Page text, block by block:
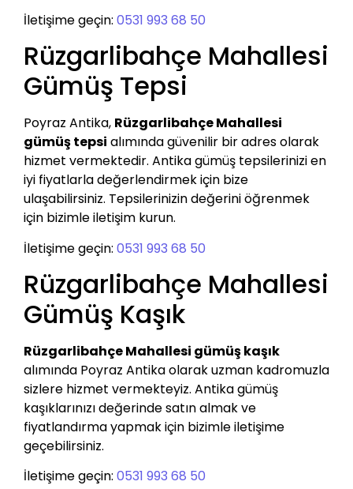
İletişime geçin: 0531 993 68 50
Rüzgarlibahçe Mahallesi
Gümüş Tepsi
Poyraz Antika, Rüzgarlibahçe Mahallesi
gümüş tepsi alımında güvenilir bir adres olarak
hizmet vermektedir. Antika gümüş tepsilerinizi en
iyi fiyatlarla değerlendirmek için bize
ulaşabilirsiniz. Tepsilerinizin değerini öğrenmek
için bizimle iletişim kurun.
İletişime geçin: 0531 993 68 50
Rüzgarlibahçe Mahallesi
Gümüş Kaşık
Rüzgarlibahçe Mahallesi gümüş kaşık
alımında Poyraz Antika olarak uzman kadromuzla
sizlere hizmet vermekteyiz. Antika gümüş
kaşıklarınızı değerinde satın almak ve
fiyatlandırma yapmak için bizimle iletişime
geçebilirsiniz.
İletişime geçin: 0531 993 68 50